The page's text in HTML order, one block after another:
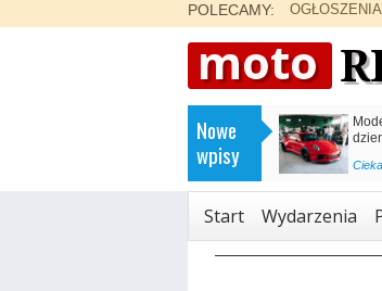
POLECAMY: OGŁOSZENIA
Nowe
wpisy
Skrzynia manualna czy automatyczna?
Start Wydarzenia